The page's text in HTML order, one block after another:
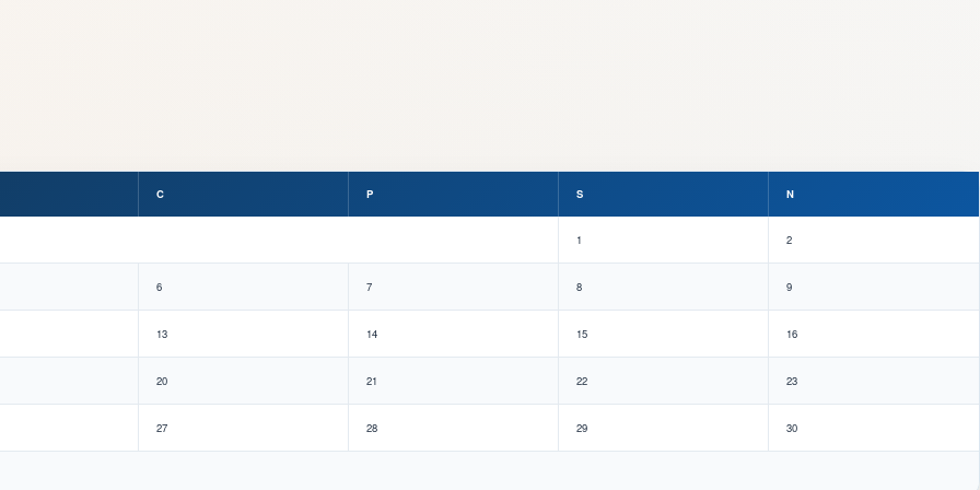
C P S N
1 2
6 7 8 9
13 14 15 16
20 21 22 23
27 28 29 30